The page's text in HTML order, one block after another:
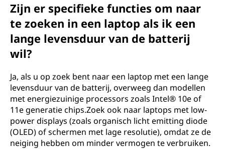
Zijn er specifieke functies om naar
te zoeken in een laptop als ik een
lange levensduur van de batterij
wil?
Ja, als u op zoek bent naar een laptop met een lange
levensduur van de batterij, overweeg dan modellen
met energiezuinige processors zoals Intel® 10e of
11e generatie chips.Zoek ook naar laptops met low-
power displays (zoals organisch licht emitting diode
(OLED) of schermen met lage resolutie), omdat ze de
neiging hebben om minder vermogen te verbruiken.